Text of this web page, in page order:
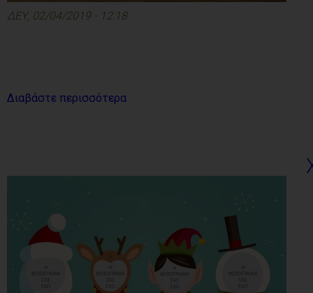
ΔΕΥ, 02/04/2019 - 12:18
Διαβάστε περισσότερα